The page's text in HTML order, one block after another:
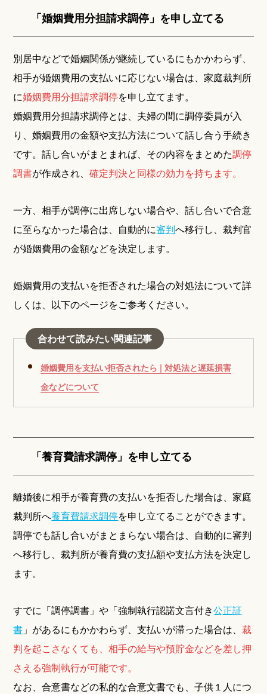
「婚姻費用分担請求調停」を申し立てる
別居中などで婚姻関係が継続しているにもかかわらず、
相手が婚姻費用の支払いに応じない場合は、家庭裁判所
に婚姻費用分担請求調停を申し立てます。
婚姻費用分担請求調停とは、夫婦の間に調停委員が入
り、婚姻費用の金額や支払方法について話し合う手続き
です。話し合いがまとまれば、その内容をまとめた調停
調書が作成され、確定判決と同様の効力を持ちます。
一方、相手が調停に出席しない場合や、話し合いで合意
に至らなかった場合は、自動的に審判へ移行し、裁判官
が婚姻費用の金額などを決定します。
婚姻費用の支払いを拒否された場合の対処法について詳
しくは、以下のページをご参考ください。
合わせて読みたい関連記事
婚姻費用を支払い拒否されたら | 対処法と遅延損害
金などについて
「養育費請求調停」を申し立てる
離婚後に相手が養育費の支払いを拒否した場合は、家庭
裁判所へ養育費請求調停を申し立てることができます。
調停でも話し合いがまとまらない場合は、自動的に審判
へ移行し、裁判所が養育費の支払額や支払方法を決定し
ます。
すでに「調停調書」や「強制執行認諾文言付き公正証
書 」があるにもかかわらず、支払いが滞った場合は、 裁
判を起こさなくても、相手の給与や預貯金などを差し押
さえる強制執行が可能です。
なお、合意書などの私的な合意文書でも、子供１人につ